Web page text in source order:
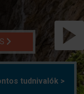
tudnivalók >